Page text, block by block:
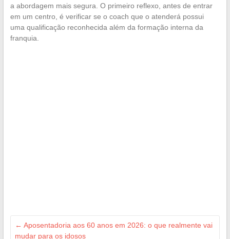
a abordagem mais segura. O primeiro reflexo, antes de entrar
em um centro, é verificar se o coach que o atenderá possui
uma qualificação reconhecida além da formação interna da
franquia.
← Aposentadoria aos 60 anos em 2026: o que realmente vai
mudar para os idosos